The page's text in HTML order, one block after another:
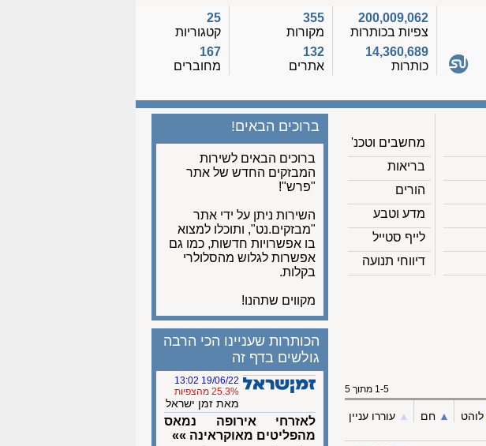
200,009,062
צפיות בכותרות
14,360,689
כותרות
355
מקורות
132
אתרים
25
קטגוריות
167
מחוברים
מחשבים וטכנ'
בריאות
הורים
מדע וטבע
לייף סטייל
דיווחי תנועה
ברוכים הבאים!
ברוכים הבאים לשירות
המבזקים החדש של אתר
"פרש"!
השירות ניתן על ידי אתר
"מבזקים.נט", ותוכלו למצוא
בו אפשרויות חדשות, כמו גם
אפשרות לגלוש מהסלולרי
בקלות.
מקווים שתהנו!
1-5 מתוך 5
לוהט ▲︎ חם ▲︎ עוררו עניין
הכותרות שעניינו הכי הרבה
גולשים בדף זה
19/06/22 13:02
25.3% מהצפיות
מאת זמן ישראל
לאזרחי אירופה נמאס
מהפליטים מאוקראינה »»